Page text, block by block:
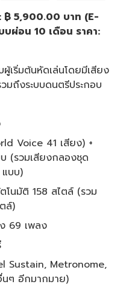
฿ 5,900.00 บาท (E-
ผ่อน 10 เดือน ราคา:
เริ่มต้นหัดเล่นโดยมีเสียง
มถึงระบบดนตรีประกอบ
Voice 41 เสียง) +
(รวมเสียงกลองชุด
บบ)
โนมัติ 158 สไตล์ (รวม
ล์)
69 เพลง
Sustain, Metronome,
นๆ อีกมากมาย)